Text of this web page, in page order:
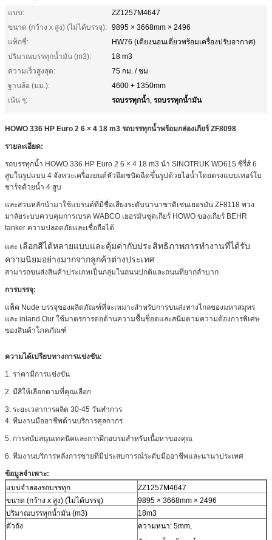
แบบ:
ZZ1257M4647
ขนาด (กว้าง x สูง) (ไม่ได้บรรจุ): 9895 × 3668mm × 2496
แท็กซี่:
HW76 (เตียงนอนเดี่ยวพร้อมเครื่องปรับอากาศ)
ปริมาณบรรทุกน้ำมัน (m3):
18 m3
ความเร็วสูงสุด:
75 กม. / ชม
ฐานล้อ (มม.):
4600 + 1350mm
เน้น ๆ:
รถบรรทุกน้ำ, รถบรรทุกน้ำมัน
HOWO 336 HP Euro 2 6 × 4 18 m3 รถบรรทุกน้ำพร้อมกล่องเกียร์ ZF8098
รายละเอียด:
รถบรรทุกน้ำ HOWO 336 HP Euro 2 6 × 4 18 m3 นำ SINOTRUK WD615 ซีรี่ส์ 6
สูบในรูปแบบ 4 จังหวะเครื่องยนต์หัวฉีดชนิดฉีดขึ้นรูปด้วยไอน้ำโดยตรงแบบเทอร์โบ
ชาร์จด้วยน้ำ 4 สูบ
และส่วนหลักนำมาใช้แบรนด์ที่มีชื่อเสียงระดับนานาชาติเช่นเยอรมัน ZF8118 พวง
มาลัยระบบควบคุมการเบรค WABCO เยอรมันชุดเกียร์ HOWO ของเกียร์ BEHR
tanker ความปลอดภัยและเชื่อถือได้
และ เลือกสีได้หลายแบบและคุ้มค่ากับประสิทธิภาพการทำงานที่ได้รับ
ความนิยมอย่างมากจากลูกค้าต่างประเทศ
สามารถขนส่งสินค้าประเภทเป็นกลุ่มในถนนปกติและถนนที่ยากลำบาก
การบรรจุ:
แพ็ค Nude บรรจุของผลิตภัณฑ์ที่จะเหมาะสำหรับการขนส่งทางไกลของมหาสมุทร
และ inland.Our ใช้มาตรการต่อต้านความชื้นช็อตและสนิมตามความต้องการพิเศษ
ของสินค้าโภคภัณฑ์
ความได้เปรียบทางการแข่งขัน:
1. ราคามีการแข่งขัน
2. มีสีให้เลือกตามที่คุณเลือก
3. ระยะเวลาการผลิต 30-45 วันทำการ
4. ทีมงานมืออาชีพด้านบริการศุลกากร
5. การสนับสนุนเทคนิคและการฝึกอบรมสำหรับเนื้อหาของคุณ
6. ทีมงานบริการหลังการขายที่มีประสบการณ์ระดับมืออาชีพและนานาประเทศ
ข้อมูลจำเพาะ:
แบบจำลองรถบรรทุก
ZZ1257M4647
ขนาด (กว้าง x สูง) (ไม่ได้บรรจุ)
9895 × 3668mm × 2496
ปริมาณบรรทุกน้ำมัน (m3)
18m3
ตัวถัง
ความหนา: 5mm,